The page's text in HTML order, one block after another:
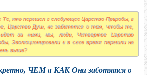
Те, кто перешел в следующее Царство Природы, в
Царство Душ, не заботятся о том, чтобы те,
за ними, мы, люди, Четвертое Царство
Эволюционировали и в свое время перешли на
выше?
ЧЕМ и КАК Они заботятся о